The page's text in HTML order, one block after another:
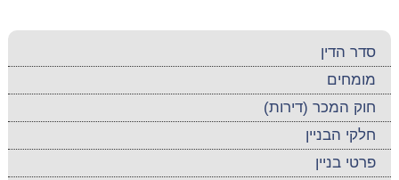
סדר הדין
מומחים
חוק המכר (דירות)
חלקי הבניין
פרטי בניין